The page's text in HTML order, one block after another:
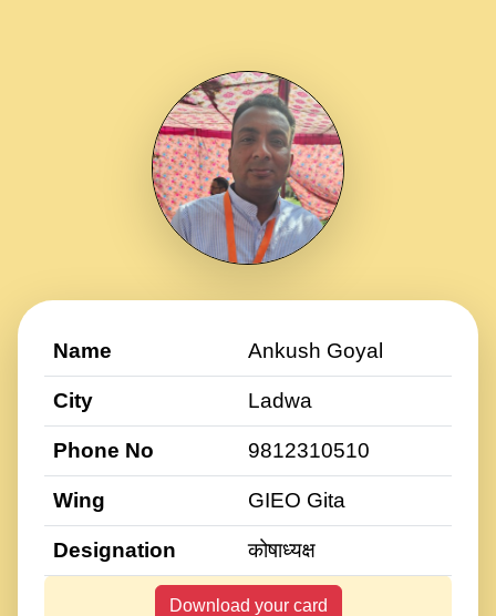
Name Ankush Goyal
City Ladwa
Phone No 9812310510
Wing GIEO Gita
Designation कोषाध्यक्ष
Download your card